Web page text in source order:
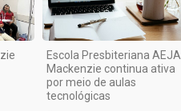
Escola Presbiteriana AEJA
Mackenzie continua ativa
por meio de aulas
tecnológicas